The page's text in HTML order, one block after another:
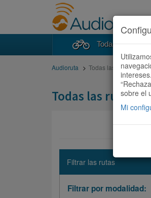
Todas las rutas
Audioruta Todas las rutas
Todas las rutas
Filtrar las rutas
Filtrar por modalidad:
sobre el
Mi